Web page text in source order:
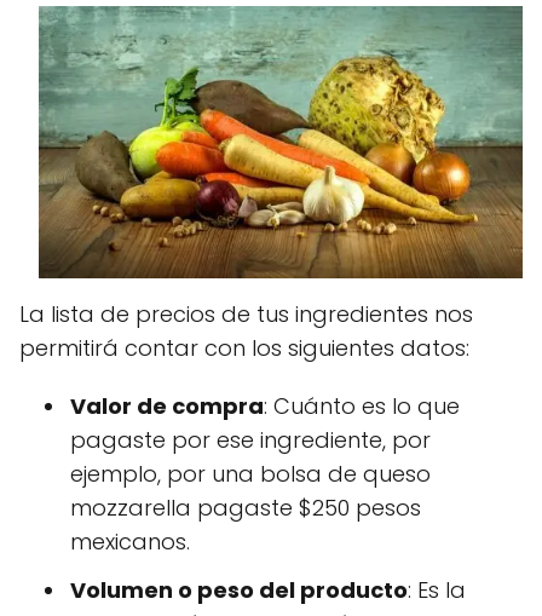
La lista de precios de tus ingredientes nos
permitirá contar con los siguientes datos:
Valor de compra: Cuánto es lo que
pagaste por ese ingrediente, por
ejemplo, por una bolsa de queso
mozzarella pagaste $250 pesos
mexicanos.
Volumen o peso del producto: Es la